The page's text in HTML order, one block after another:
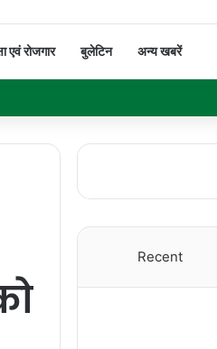
एवं रोजगार बुलेटिन अन्य खबरें
Recent